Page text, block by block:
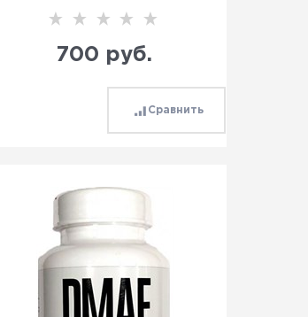
700 руб.
Сравнить